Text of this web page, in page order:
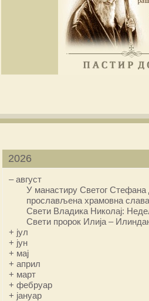
2026
–август
У манастиру Светог Стефана
прослављена храмовна слава
Свети Владика Николај:
Свети пророк Илија –
+ јул
+ јун
+ мај
+април
+ март
+фебруар
+ јануар